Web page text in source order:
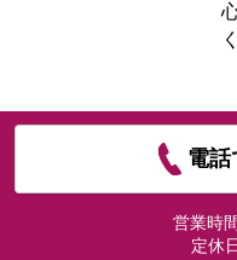
電話
営業時
定休